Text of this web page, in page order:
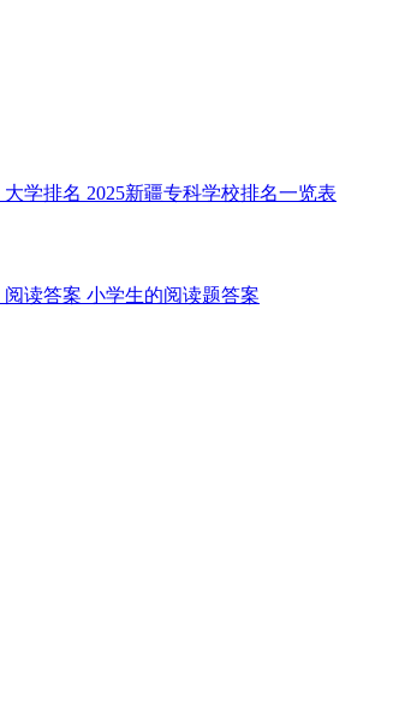
大学排名 2025新疆专科学校排名一览表
阅读答案 小学生的阅读题答案